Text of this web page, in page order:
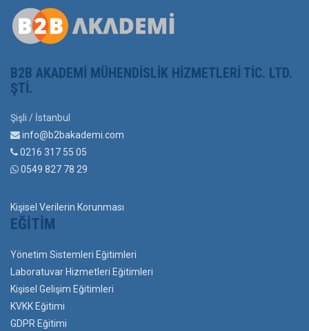
B2B AKADEMI MÜHENDISLIK HIZMETLERI TIC. LTD.
ŞTI.
Şişli / İstanbul
info@b2bakademi.com
0216 317 55 05
0549 827 78 29
Kişisel Verilerin Korunması
EĞITIM
Yönetim Sistemleri Eğitimleri
Laboratuvar Hizmetleri Eğitimleri
Kişisel Gelişim Eğitimleri
KVKK Eğitimi
GDPR Eğitimi